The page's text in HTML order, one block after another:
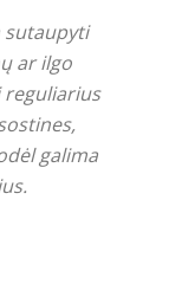
sutaupyti
ar ilgo
reguliarius
galima